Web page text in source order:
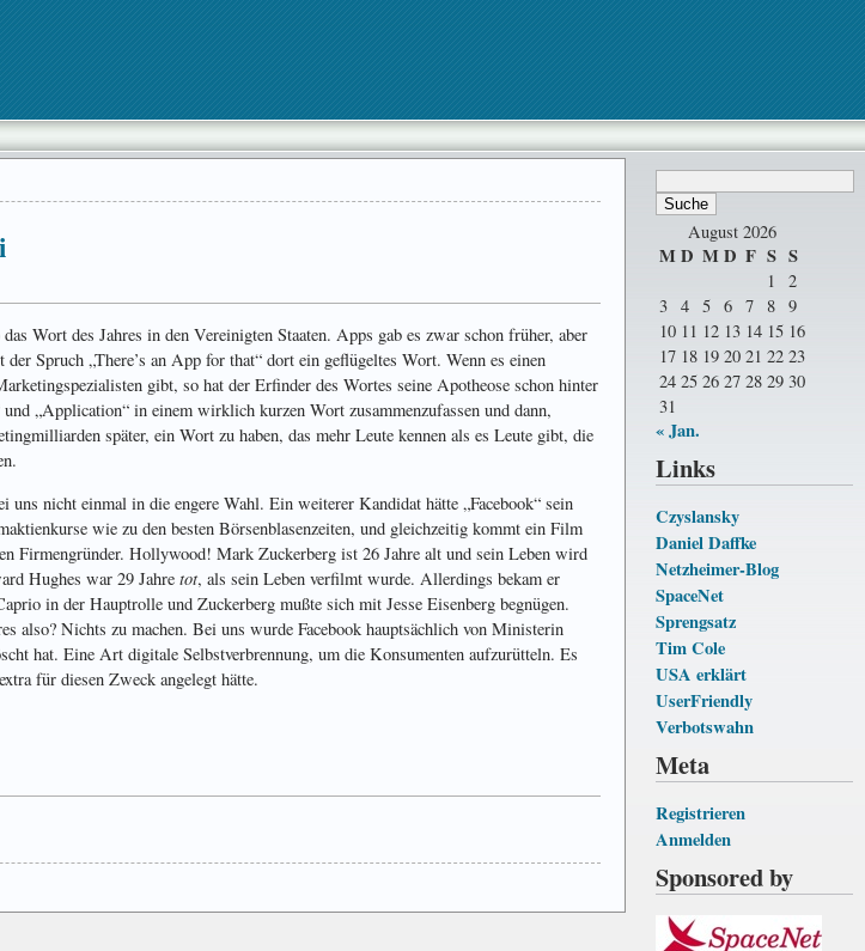
August 2026
MD MD F S S
1
2
3 4 5 6 7 8 9
10 11 12 13 14 15 16
17 18 19 20 21 22 23
24 25 26 27 28 29 30
31
« Jan.
Links
Czyslansky
Daniel Daffke
Netzheimer-Blog
SpaceNet
Sprengsatz
Tim Cole
USA erklärt
UserFriendly
Verbotswahn
Meta
Registrieren
Anmelden
Sponsored by
Wort des Jahres in den Vereinigten Staaten. Apps gab es zwar schon früher, aber
Spruch „There’s an App for that“ dort ein geflügeltes Wort. Wenn es einen
gibt, so hat der Erfinder des Wortes seine Apotheose schon hinter
„Application“ in einem wirklich kurzen Wort zusammenzufassen und dann,
später, ein Wort zu haben, das mehr Leute kennen als es Leute gibt, die
uns nicht einmal in die engere Wahl. Ein weiterer Kandidat hätte „Facebook“ sein
wie zu den besten Börsenblasenzeiten, und gleichzeitig kommt ein Film
Firmengründer. Hollywood! Mark Zuckerberg ist 26 Jahre alt und sein Leben wird
Hughes war 29 Jahre tot, als sein Leben verfilmt wurde. Allerdings bekam er
in der Hauptrolle und Zuckerberg mußte sich mit Jesse Eisenberg begnügen.
also? Nichts zu machen. Bei uns wurde Facebook hauptsächlich von Ministerin
hat. Eine Art digitale Selbstverbrennung, um die Konsumenten aufzurütteln. Es
für diesen Zweck angelegt hätte.